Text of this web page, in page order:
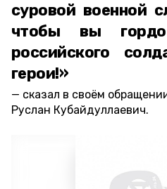
суровой военной
чтобы вы
российского
герои!»
сказал в своём
Руслан Кубайдуллаевич.